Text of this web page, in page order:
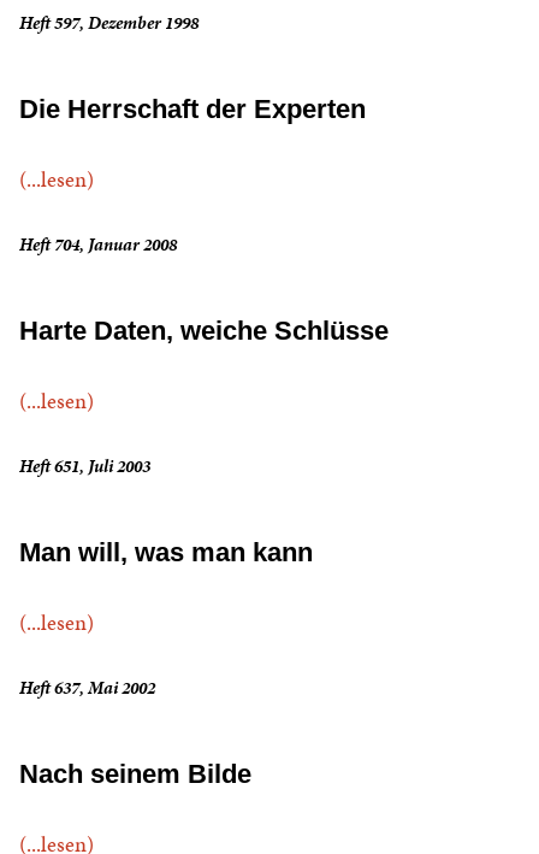
Heft 597, Dezember 1998
Die Herrschaft der Experten
(...lesen)
Heft 704, Januar 2008
Harte Daten, weiche Schlüsse
(...lesen)
Heft 651, Juli 2003
Man will, was man kann
(...lesen)
Heft 637, Mai 2002
Nach seinem Bilde
(...lesen)